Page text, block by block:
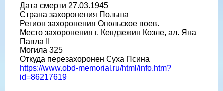
Дата смерти 27.03.1945
Страна захоронения Польша
Регион захоронения Опольское воев.
Место захоронения г. Кендзежин Козле, ал. Яна
Павла II
Могила 325
Откуда перезахоронен Суха Псина
https://www.obd-memorial.ru/html/info.htm?
id=86217619